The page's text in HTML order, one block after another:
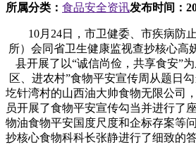
所属分类： 食品安全资讯发布时间：
10月24日，市卫健委、市疾病防
所）会同省卫生健康监视查抄核心高
县开展了以“诚信尚俭，共享食安”
区、进农村”食物平安宣传周从题日
圪针湾村的山西油大帅食物无限公司
员开展了食物平安宣传勾当并进行了
物油食物平安国度尺度和企标存案等
抄核心食物科科长张静进行了细致的